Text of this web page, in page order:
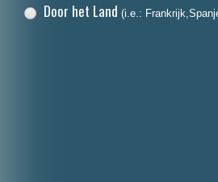
Door het Land (i.e.: